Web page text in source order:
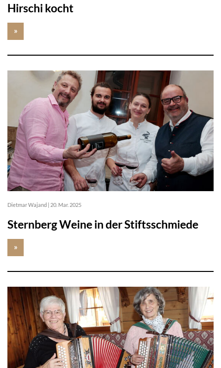
Hirschi kocht
»
Dietmar Wajand 20. Mar. 2025
Sternberg Weine in der Stiftsschmiede
»